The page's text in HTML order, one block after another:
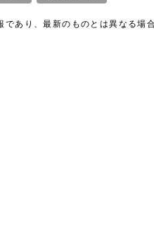
あり、最新のものとは異なる場